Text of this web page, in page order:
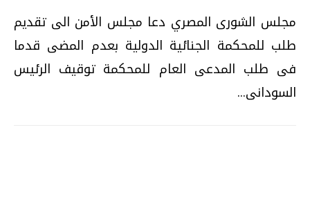
مجلس الشورى المصري دعا مجلس الأمن الى تقديم
طلب للمحكمة الجنائية الدولية بعدم المضى قدما
فى طلب المدعى العام للمحكمة توقيف الرئيس
السودانى...